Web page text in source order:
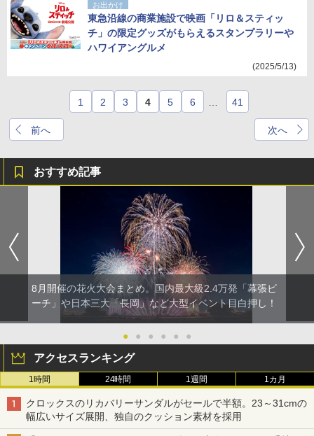
お出かけ
東急沿線の商業施設で映画「リロ＆スティッ
チ」の限定グッズがもらえるスタンプラリーや
ハワイアングルメ
(2025/5/13)
前へ
1 2 3 4 5 6 41
次へ
おすすめ記事
8月開催の花火大会まとめ。国内最大級2.4万発「幕張ビ
ーチ」や日本三大「長岡」など大型イベント目白押し！
● ● ● ● ● ●
アクセスランキング
1時間 24時間 1週間 1カ月
クロックスのリカバリーサンダルがセールで半額。23～31cmの
幅広いサイズ展開、独自のクッション素材を採用